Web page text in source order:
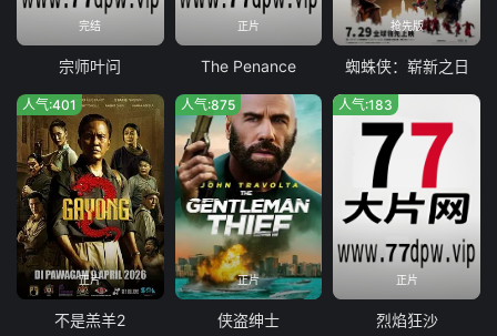
完结
宗师叶问
正片
The Penance
抢先版
蜘蛛侠：崭新之日
正片
人气:401
不是羔羊2
正片
人气:875
侠盗绅士
正片
人气:183
烈焰狂沙